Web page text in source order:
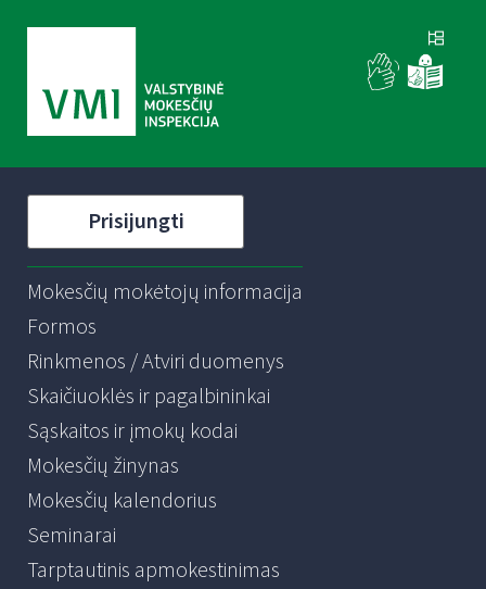
Prisijungti
Mokesčių mokėtojų informacija
Formos
Rinkmenos / Atviri duomenys
Skaičiuoklės ir pagalbininkai
Sąskaitos ir įmokų kodai
Mokesčių žinynas
Mokesčių kalendorius
Seminarai
Tarptautinis apmokestinimas